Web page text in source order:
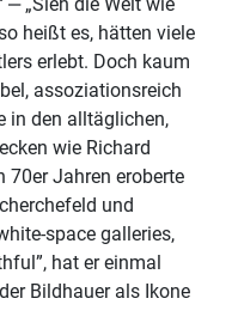
heißt es, hätten viele
erlebt. Doch kaum
assoziationsreich
in den alltäglichen,
wie Richard
70er Jahren eroberte
und
space galleries,
hat er einmal
Bildhauer als Ikone